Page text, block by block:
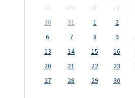
dl dm dc dj
30
31 1 2
6
7 8 9
13
14 15 16
20
21 22 23
27
28 29 30